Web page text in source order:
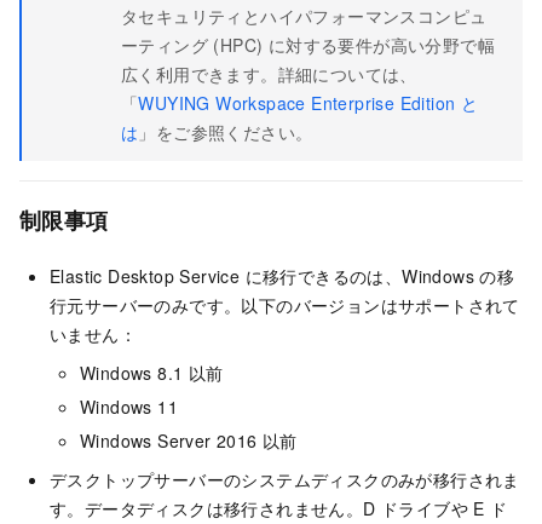
タセキュリティとハイパフォーマンスコンピュ
ーティング (HPC) に対する要件が高い分野で幅
広く利用できます。詳細については、
「WUYING Workspace Enterprise Edition と
は 」をご参照ください。
制限事項
Elastic Desktop Service に移行できるのは、Windows の移
行元サーバーのみです。以下のバージョンはサポートされて
いません：
Windows 8.1 以前
Windows 11
Windows Server 2016 以前
デスクトップサーバーのシステムディスクのみが移行されま
す。データディスクは移行されません。D ドライブや E ド